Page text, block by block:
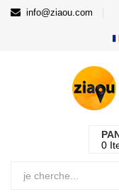
info@ziaou.com
0